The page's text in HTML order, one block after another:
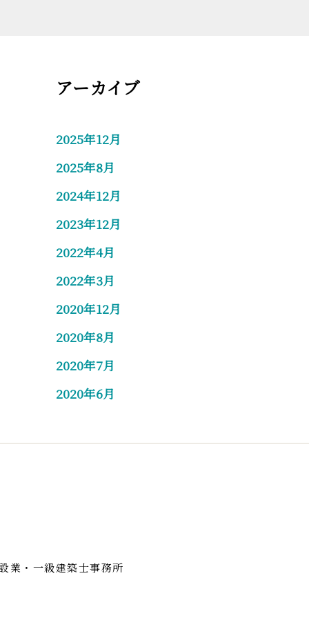
アーカイブ
2025年12月
2025年8月
2024年12月
2023年12月
2022年4月
2022年3月
2020年12月
2020年8月
2020年7月
2020年6月
業・一級建築士事務所